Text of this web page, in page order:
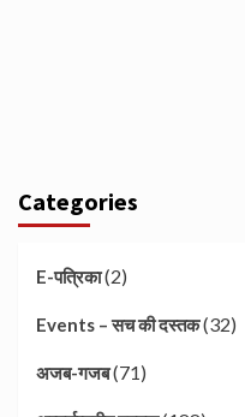
Categories
E-पत्रिका(2)
Events – सच की दस्तक(32)
अजब-गजब(71)